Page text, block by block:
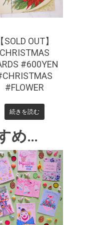
【SOLD OUT】
CHRISTMAS
#600YEN
#FLOWER
続きを読む
め…
440